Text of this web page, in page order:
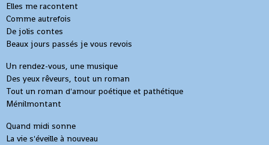
Elles me racontent
Comme autrefois
De jolis contes
Beaux jours passés je vous revois
Un rendez-vous, une musique
Des yeux rêveurs, tout un roman
Tout un roman d'amour poétique et pathétique
Ménilmontant
Quand midi sonne
La vie s'éveille à nouveau